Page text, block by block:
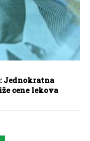
Jednokratna
cene lekova